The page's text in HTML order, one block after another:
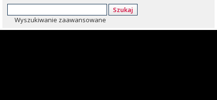
Szukaj
Wyszukiwanie zaawansowane